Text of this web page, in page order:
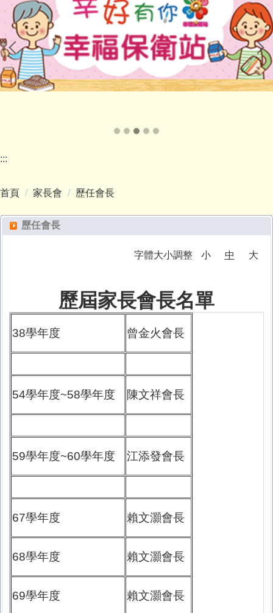
:::
首頁 家長會 歷任會長
歷任會長
字體大小調整 小 中 大
歷屆家長會長名單
38學年度 曾金火會長
54學年度~58學年度 陳文祥會長
59學年度~60學年度 江添發會長
67學年度 賴文灝會長
68學年度 賴文灝會長
69學年度 賴文灝會長